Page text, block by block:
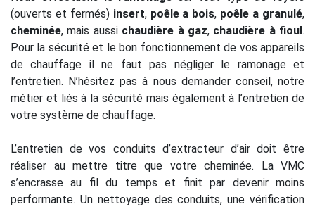
(ouverts et fermés) insert, poêle a bois, poêle a granulé,
cheminée, mais aussi chaudière à gaz, chaudière à fioul .
Pour la sécurité et le bon fonctionnement de vos appareils
de chauffage il ne faut pas négliger le ramonage et
l’entretien. N’hésitez pas à nous demander conseil, notre
métier et liés à la sécurité mais également à l’entretien de
votre système de chauffage.
L’entretien de vos conduits d’extracteur d’air doit être
réaliser au mettre titre que votre cheminée. La VMC
s’encrasse au fil du temps et finit par devenir moins
performante. Un nettoyage des conduits, une vérification